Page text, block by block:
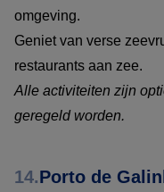
omgeving.
Geniet van verse
restaurants aan zee.
Alle activiteiten zijn
geregeld worden.
14.Porto de